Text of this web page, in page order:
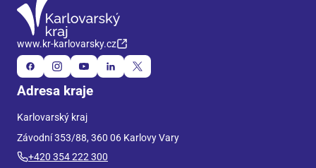
www.kr-karlovarsky.cz
Adresa kraje
Karlovarský kraj
Závodní 353/88, 360 06 Karlovy Vary
+420 354 222 300